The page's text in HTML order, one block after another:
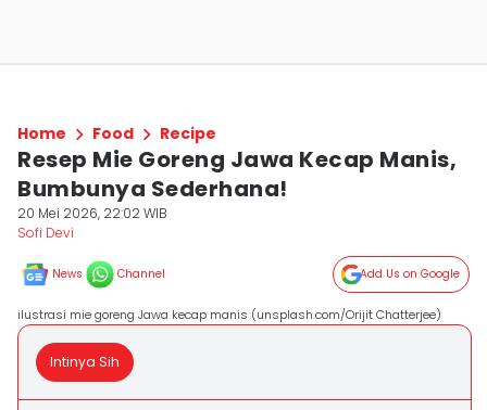
Home Food Recipe
Resep Mie Goreng Jawa Kecap Manis,
Bumbunya Sederhana!
20 Mei 2026, 22:02 WIB
Sofi Devi
News Channel Add Us on Google
ilustrasi mie goreng Jawa kecap manis (unsplash.com/Orijit Chatterjee)
Intinya Sih